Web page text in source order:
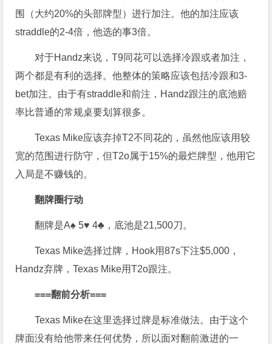
围（大约20%的头部牌型）进行加注。他的加注应该
straddle的2-4倍，他选的事3倍。
对于Handz来说，T9同花可以选择冷跟或者加注，
两个都是有利的选择。他整体的策略应该包括冷跟和3-
bet加注。由于有straddle和前注，Handz跟注的底池赔
率比普通的常规桌要划算很多。
Texas Mike应该弃掉T2不同花的，虽然他应该用较
宽的范围进行防守，但T2o属于15%的最烂牌型，他用它
入局是不赚钱的。
翻牌圈行动
翻牌是A♠ 5♥ 4♣，底池是21,500刀。
Texas Mike选择过牌，Hook用87s下注$5,000，
Handz弃牌，Texas Mike用T2o跟注。
===翻前分析===
Texas Mike在这里选择过牌是标准做法。由于这个
牌面没有给他带来任何优势，所以面对翻前激进的一